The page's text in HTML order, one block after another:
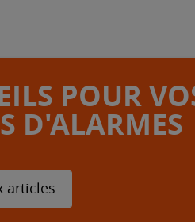
POUR
D'ALARMES
articles